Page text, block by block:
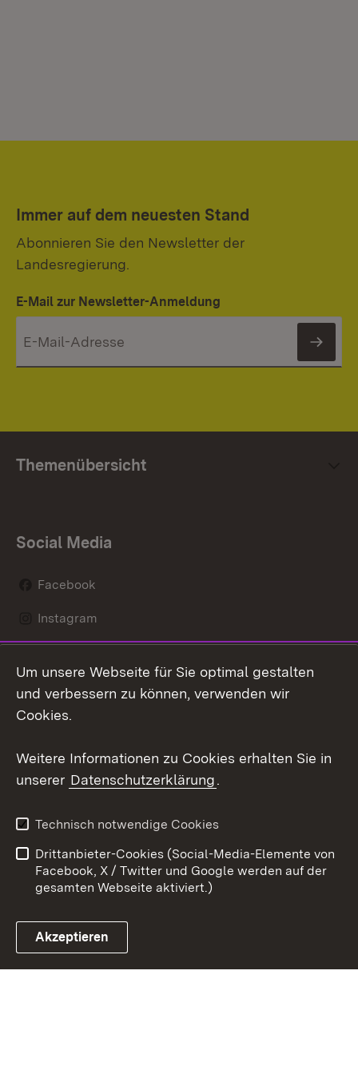
Immer auf dem neuesten Stand
Abonnieren Sie den Newsletter der
Landesregierung.
E-Mail zur Newsletter-Anmeldung
Themenübersicht
Social Media
Facebook
Instagram
Mastodon
Youtube
Link zum Landesportal
Kontakt
Datenschutz
Barrierefreiheit
Impressum Cookies
Um unsere Webseite für Sie optimal gestalten
und verbessern zu können, verwenden wir
Cookies.
Weitere Informationen zu Cookies erhalten Sie in
unserer Datenschutzerklärung.
Technisch notwendige Cookies
Drittanbieter-Cookies (Social-Media-Elemente von
Facebook, X / Twitter und Google werden auf der
gesamten Webseite aktiviert.)
Akzeptieren